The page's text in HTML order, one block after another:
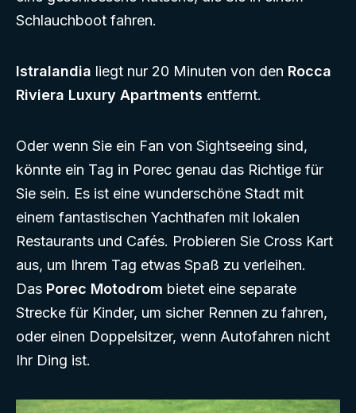
Schlauchboot fahren.
Istralandia liegt nur 20 Minuten von den Rocca
Riviera Luxury Apartments entfernt.
Oder wenn Sie ein Fan von Sightseeing sind,
könnte ein Tag in Porec genau das Richtige für
Sie sein. Es ist eine wunderschöne Stadt mit
einem fantastischen Yachthafen mit lokalen
Restaurants und Cafés. Probieren Sie Cross Kart
aus, um Ihrem Tag etwas Spaß zu verleihen.
Das Porec Motodrom bietet eine separate
Strecke für Kinder, um sicher Rennen zu fahren,
oder einen Doppelsitzer, wenn Autofahren nicht
Ihr Ding ist.